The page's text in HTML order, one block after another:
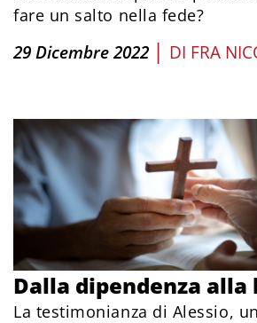
fare un salto nella fede?
29 Dicembre 2022 | DI FRA
Dalla dipendenza
La testimonianza di Alessio,